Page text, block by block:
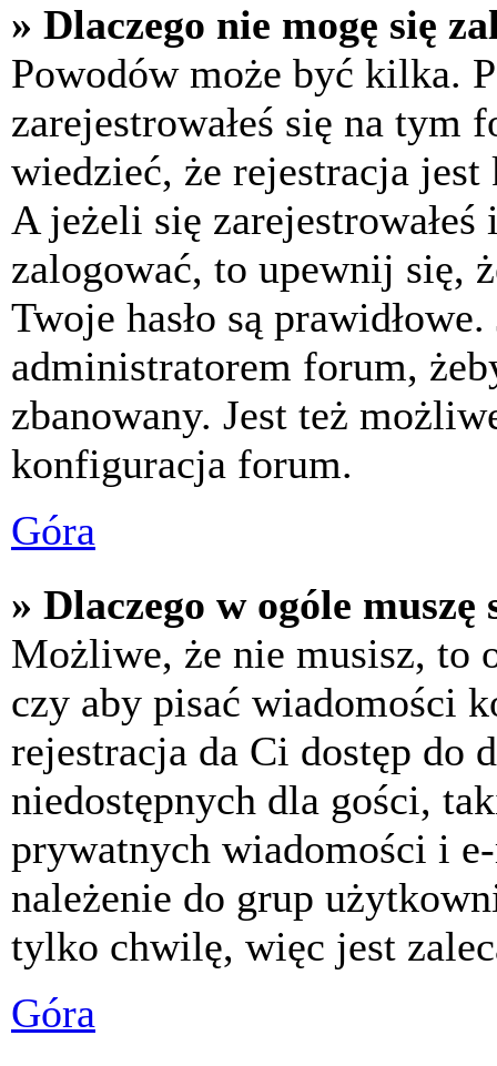
» Dlaczego nie mogę się
Powodów może być kilka.
zarejestrowałeś się na tym
wiedzieć, że rejestracja
A jeżeli się
zalogować, to upewnij się,
Twoje hasło są
administratorem forum,
zbanowany. Jest też
konfiguracja forum.
Góra
» Dlaczego w ogóle
Możliwe, że nie musisz, to
czy aby pisać wiadomości
rejestracja da Ci dostęp do
niedostępnych dla gości,
prywatnych wiadomości i
należenie do grup
tylko chwilę, więc jest
Góra